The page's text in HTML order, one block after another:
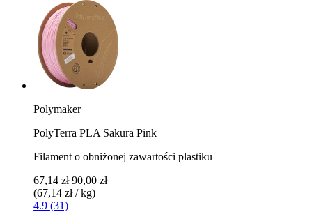
Polymaker
PolyTerra PLA Sakura Pink
Filament o obniżonej zawartości plastiku
67,14 zł 90,00 zł
(67,14 zł / kg)
4.9 (31)